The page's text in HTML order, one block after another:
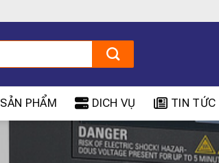
SẢN PHẨM DICH VỤ TIN TỨC